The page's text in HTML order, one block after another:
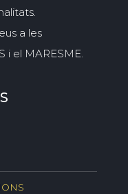
a les
i el MARESME.